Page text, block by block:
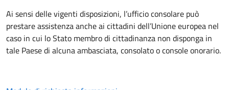
Ai sensi delle vigenti disposizioni, l’ufficio consolare può
prestare assistenza anche ai cittadini dell’Unione europea nel
caso in cui lo Stato membro di cittadinanza non disponga in
tale Paese di alcuna ambasciata, consolato o console onorario.